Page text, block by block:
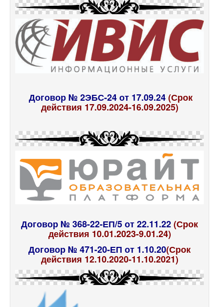
Договор № 2ЭБС-24 от 17.09.24(Срок
действия 17.09.2024-16.09.2025)
Договор № 368-22-ЕП/5 от 22.11.22(Срок
действия 10.01.2023-9.01.24)
Договор № 471-20-ЕП от 1.10.20(Срок
действия 12.10.2020-11.10.2021)